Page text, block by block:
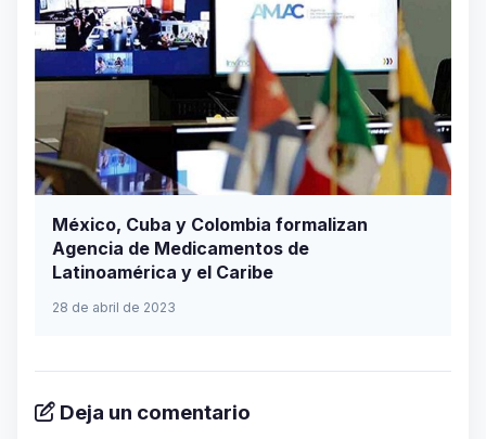
México, Cuba y Colombia formalizan
Agencia de Medicamentos de
Latinoamérica y el Caribe
28 de abril de 2023
Deja un comentario